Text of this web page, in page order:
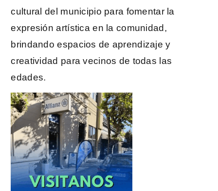
cultural del municipio para fomentar la
expresión artística en la comunidad,
brindando espacios de aprendizaje y
creatividad para vecinos de todas las
edades.